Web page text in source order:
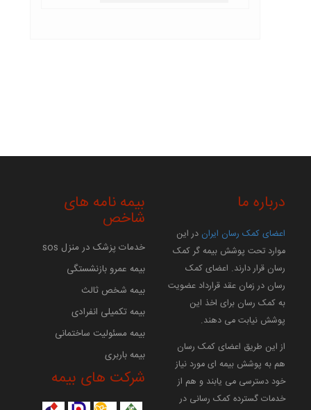
درباره ما
اعضای کمک رسان ایران در این
موارد تحت پوشش بیمه گر کمک
رسان قرار دارند. اعضای کمک
رسان در زمان عقد قرارداد عضویت
به کمک رسان برای اخذ این
پوشش نیابت می دهند.
از این طریق اعضای کمک رسان
هم به پوشش بیمه ای مورد نیاز
خود دسترسی می یابند و هم از
خدمات گسترده کمک رسانی در
بیمه نامه های
شاخص
خدمات پزشک در منزل sos
بیمه عمرو بازنشستگی
بیمه شخص ثالث
بیمه تکمیلی انفرادی
بیمه مسئولیت ساختمانی
بیمه باربری
شرکت های بیمه